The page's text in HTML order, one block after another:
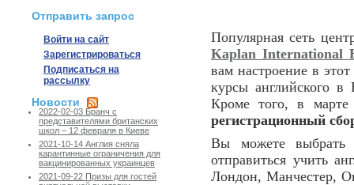
Отправить запрос
Войти на сайт
Зарегистрироваться
Подписаться на
рассылку
Новости
2022-02-03 Бранч с
представителями британских
школ – 12 февраля в Киеве
2021-10-14 Англия сняла
карантинные ограничения для
вакцинированных украинцев
2021-09-22 Призы для гостей
Популярная сеть
Kaplan International
вам настроение в
курсы английского
Кроме того, в
регистрационный
Вы можете
отправиться учить
Лондон, Манчестер,